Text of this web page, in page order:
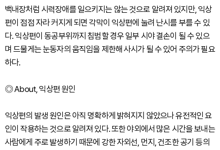
백내장처럼 시력장애를 일으키지는 않는 것으로 알려져 있지만, 익상
편이 점점 자라 커지게 되면 각막이 익상편에 눌려 난시를 부를 수 있
다. 익상편이 동공부위까지 침범할 경우 일부 시야 결손이 될 수 있으
며 드물게는 눈동자의 움직임을 제한해 사시가 될 수 있어 주의가 필요
하다.
◎ About, 익상편 원인
익상편의 발생 원인은 아직 명확하게 밝혀지지 않았으나 유전적인 요
인이 작용하는 것으로 알려져 있다. 또한 야외에서 많은 시간을 보내는
사람에게 주로 발생하기 때문에 강한 자외선, 먼지, 건조한 공기 등의